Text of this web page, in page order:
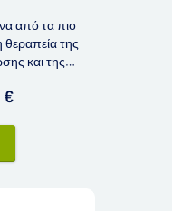
από τα πιο
θεραπεία της
και της
δύο
€